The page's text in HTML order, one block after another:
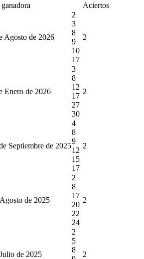
Aciertos
Agosto de 2026
2
3
8
9
10
17
2
Enero de 2026
3
8
12
17
27
30
2
Septiembre de 2025
4
8
9
12
15
17
2
de 2025
2
8
17
20
22
24
2
de 2025
2
5
8
2